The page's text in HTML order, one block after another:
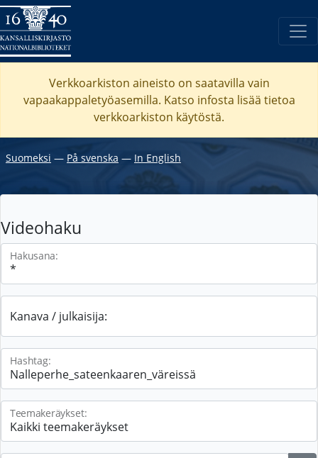
Verkkoarkiston aineisto on saatavilla vain
vapaakappaletyöasemilla. Katso infosta lisää tietoa
verkkoarkiston käytöstä.
Suomeksi ― På svenska ― In English
Videohaku
Hakusana:
Kanava / julkaisija:
Hashtag:
Teemakeräykset: